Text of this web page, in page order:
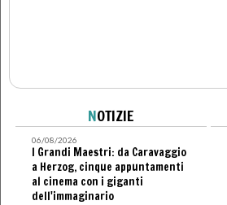
NOTIZIE
06/08/2026
I Grandi Maestri: da Caravaggio
a Herzog, cinque appuntamenti
al cinema con i giganti
dell'immaginario